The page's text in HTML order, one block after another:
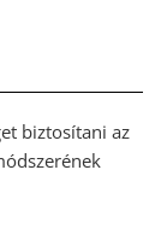
biztosítani az